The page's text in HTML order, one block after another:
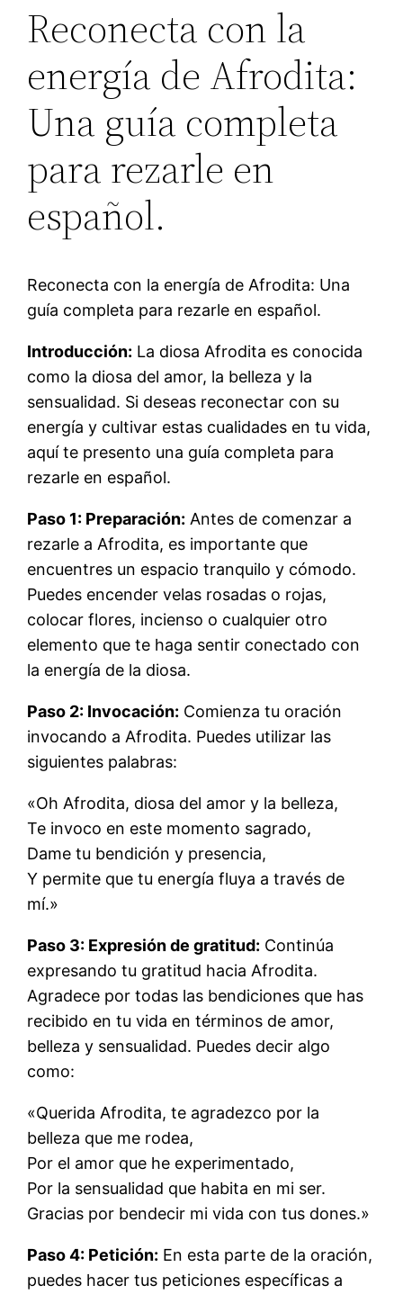
Reconecta con la
energía de Afrodita:
Una guía completa
para rezarle en
español.
Reconecta con la energía de Afrodita: Una
guía completa para rezarle en español.
Introducción: La diosa Afrodita es conocida
como la diosa del amor, la belleza y la
sensualidad. Si deseas reconectar con su
energía y cultivar estas cualidades en tu vida,
aquí te presento una guía completa para
rezarle en español.
Paso 1: Preparación: Antes de comenzar a
rezarle a Afrodita, es importante que
encuentres un espacio tranquilo y cómodo.
Puedes encender velas rosadas o rojas,
colocar flores, incienso o cualquier otro
elemento que te haga sentir conectado con
la energía de la diosa.
Paso 2: Invocación: Comienza tu oración
invocando a Afrodita. Puedes utilizar las
siguientes palabras:
«Oh Afrodita, diosa del amor y la belleza,
Te invoco en este momento sagrado,
Dame tu bendición y presencia,
Y permite que tu energía fluya a través de
mí.»
Paso 3: Expresión de gratitud: Continúa
expresando tu gratitud hacia Afrodita.
Agradece por todas las bendiciones que has
recibido en tu vida en términos de amor,
belleza y sensualidad. Puedes decir algo
como:
«Querida Afrodita, te agradezco por la
belleza que me rodea,
Por el amor que he experimentado,
Por la sensualidad que habita en mi ser.
Gracias por bendecir mi vida con tus dones.»
Paso 4: Petición: En esta parte de la oración,
puedes hacer tus peticiones específicas a